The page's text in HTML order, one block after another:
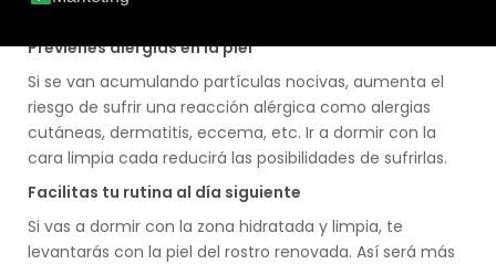
mejorar el aspecto de todo tu rostro.
Previenes alergias en la piel
Si se van acumulando partículas nocivas, aumenta el
riesgo de sufrir una reacción alérgica como alergias
cutáneas, dermatitis, eccema, etc. Ir a dormir con la
cara limpia cada reducirá las posibilidades de sufrirlas.
Facilitas tu rutina al día siguiente
Si vas a dormir con la zona hidratada y limpia, te
levantarás con la piel del rostro renovada. Así será más